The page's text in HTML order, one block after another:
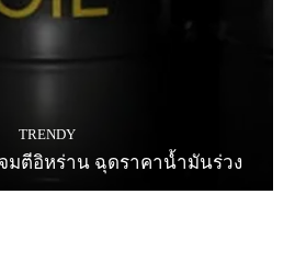
TRENDY
มตีอิหร่าน ฉุดราคาน้ำมันร่วง